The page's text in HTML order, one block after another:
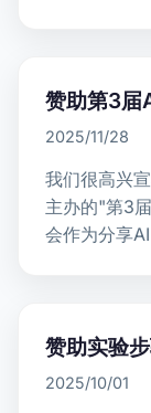
赞助第3届
2025/11/28
我们很高兴
主办的"第3
会作为分享
赞助实验
2025/10/01